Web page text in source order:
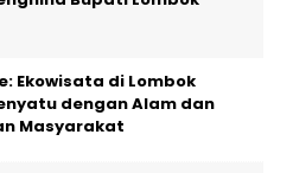
Ekowisata di Lombok
dengan Alam dan
Masyarakat